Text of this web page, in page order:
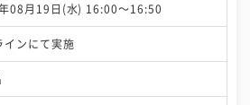
08月19日(水) 16:00〜16:50
インにて実施